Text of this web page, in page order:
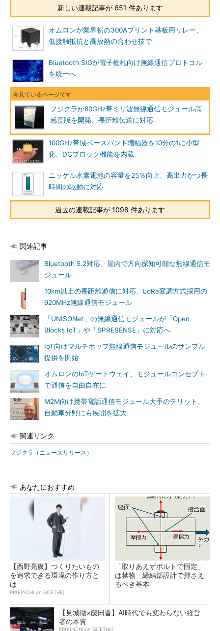
新しい連載記事が 651 件あります
オムロンが業界初の300Aプリント基板用リレー、
低接触抵抗と高放熱の合わせ技で
Bluetooth SIGが電子棚札向け無線通信プロトコル
を統一へ
フジクラが60GHz帯ミリ波無線通信モジュール高
感度版を開発、長距離伝送に対応
100GHz帯域ベースバンド増幅器を10分の1に小型
化、DCブロック機能を内蔵
ニッケル水素電池の容量を25％向上、高出力かつ長
時間の駆動に対応
過去の連載記事が 1098 件あります
関連記事
Bluetooth 5.2対応、屋内で方向探知可能な無線通信モ
ジュール
10km以上の長距離通信に対応、LoRa変調方式採用の
920MHz無線通信モジュール
「UNISONet」の無線通信モジュールが「Open
Blocks IoT」や「SPRESENSE」に対応へ
IoT向けマルチホップ無線通信モジュールのサンプル
提供を開始
オムロンのIoTゲートウェイ、モジュールコンセプト
で通信を自由自在に
M2M向け携帯電話通信モジュール大手のテリット、
自動車分野にも展開を拡大
関連リンク
フジクラ（ニュースリリース）
あなたにおすすめ
【西野亮廣】つくりたいもの
を追求できる環境の作り方と
は
PR(FINCHI on GOETHE)
「取りあえずボルトで固定」
は禁物 締結部設計で押さえ
るべき基本
【見城徹×藤田晋】AI時代でも変わらない経営
者の本質
PR(FINCHI on GOETHE)